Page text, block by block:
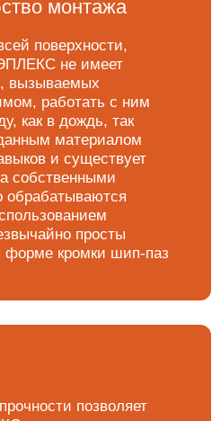
применение
шапок
волокна оседают
средств защиты
арен, а также
полос аэродромов